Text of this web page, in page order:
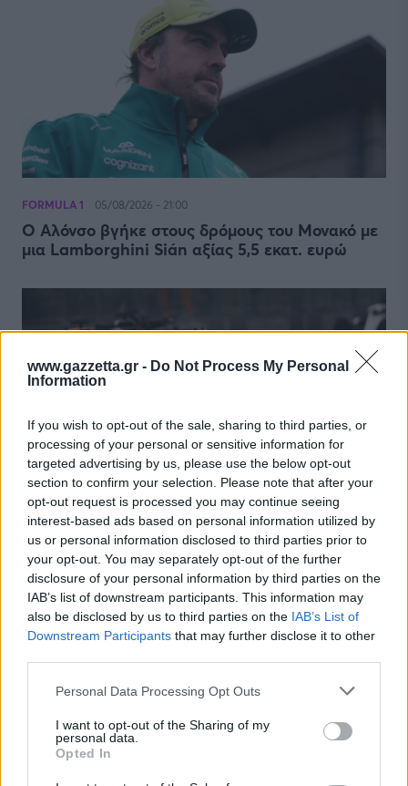
www.gazzetta.gr - Do Not Process My Personal
Information
If you wish to opt-out of the sale, sharing to third parties, or
processing of your personal or sensitive information for
targeted advertising by us, please use the below opt-out
section to confirm your selection. Please note that after your
opt-out request is processed you may continue seeing
interest-based ads based on personal information utilized by
us or personal information disclosed to third parties prior to
your opt-out. You may separately opt-out of the further
disclosure of your personal information by third parties on the
IAB’s list of downstream participants. This information may
also be disclosed by us to third parties on the IAB’s List of
Downstream Participants that may further disclose it to other
Please note that this website/app uses one or more Google
not limited to your visit or usage behaviour. You may click to
grant or deny consent to Google and its third-party tags to
use your data for below specified purposes in below Google
consent section.
Personal Data Processing Opt Outs
I want to opt-out of the Sharing of my
personal data.
Opted In
FORMULA 1 05/08/2026 - 21:00
Ο Αλόνσο βγήκε στους δρόμους του Μονακό με
μια Lamborghini Sián αξίας 5,5 εκατ. ευρώ
FORMULA 1 05/08/2026 - 14:30
Η Racing Bulls ετοιμάζεται για την υπέρβαση